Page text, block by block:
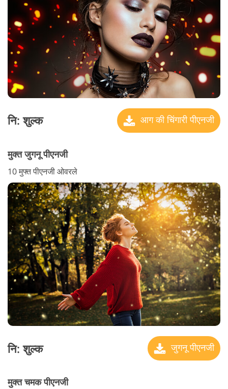
नि: शुल्क आग की चिंगारी पीएनजी
मुक्त जुगनू पीएनजी
10 मुफ्त पीएनजी ओवरले
नि: शुल्क जुगनू पीएनजी
मुक्त चमक पीएनजी